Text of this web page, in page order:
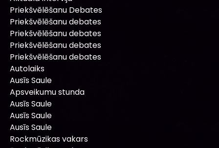
Priekšvēlēšanu Debates
Priekšvēlēšanu debates
Priekšvēlēšanu debates
Priekšvēlēšanu debates
Priekšvēlēšanu debates
Autolaiks
Ausīs Saule
Apsveikumu stunda
Ausīs Saule
Ausīs Saule
Ausīs Saule
Rockmūzikas vakars